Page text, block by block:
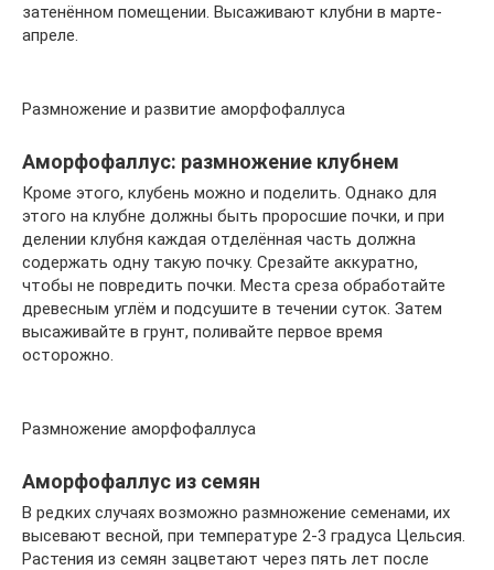
затенённом помещении. Высаживают клубни в марте-
апреле.
Размножение и развитие аморфофаллуса
Аморфофаллус: размножение клубнем
Кроме этого, клубень можно и поделить. Однако для
этого на клубне должны быть проросшие почки, и при
делении клубня каждая отделённая часть должна
содержать одну такую почку. Срезайте аккуратно,
чтобы не повредить почки. Места среза обработайте
древесным углём и подсушите в течении суток. Затем
высаживайте в грунт, поливайте первое время
осторожно.
Размножение аморфофаллуса
Аморфофаллус из семян
В редких случаях возможно размножение семенами, их
высевают весной, при температуре 2-3 градуса Цельсия.
Растения из семян зацветают через пять лет после